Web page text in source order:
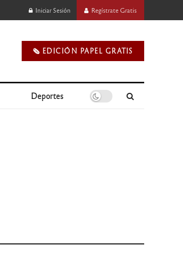
Iniciar Sesión Regístrate Gratis
🗞️ EDICIÓN PAPEL GRATIS
Deportes